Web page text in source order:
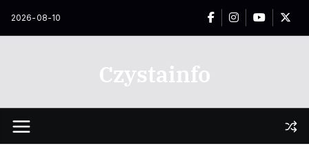
2026-08-10
Czystainfo